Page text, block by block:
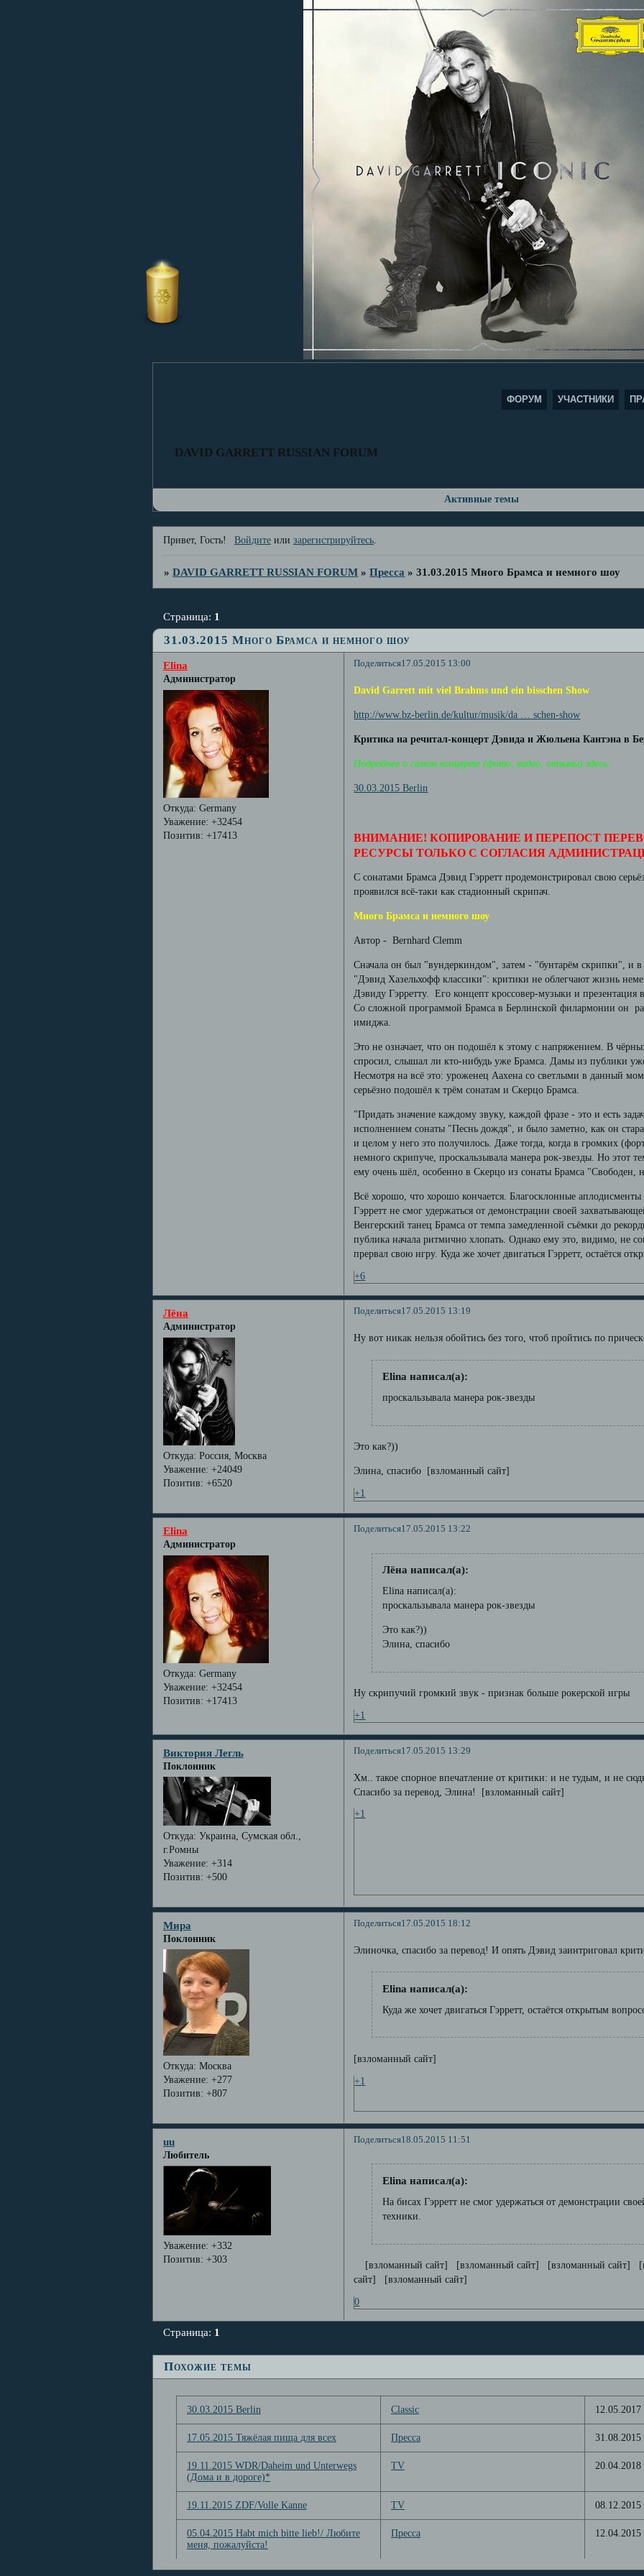
DAVID GARRETT RUSSIAN FORUM
ФОРУМ УЧАСТНИКИ
Активные темы
Привет, Гость! Войдитеили зарегистрируйтесь.
»DAVID GARRETT RUSSIAN FORUM »Пресса »31.03.2015 Много Брамса и немного шоу
31.03.2015 Много Брамса и немного шоу
Страница: 1
Поделиться17.05.2015 13:00
Elina
Администратор
Откуда: Germany
Уважение: +32454
Позитив: +17413
David Garrett mit viel Brahms und ein bisschen Show
http://www.bz-berlin.de/kultur/musik/da … schen-show
Критика на речитал-концерт Дэвида и Жюльена Кантэна в
Подробнее о самом концерте (фото, видео, отзывы) здесь:
30.03.2015 Berlin
ВНИМАНИЕ! КОПИРОВАНИЕ И ПЕРЕПОСТ
РЕСУРСЫ ТОЛЬКО С СОГЛАСИЯ
С сонатами Брамса Дэвид Гэрретт продемонстрировал свою
проявился всё-таки как стадионный скрипач.
Много Брамса и немного шоу
Автор - Bernhard Clemm
Сначала он был "вундеркиндом", затем - "бунтарём скрипки", и в
"Дэвид Хазельхофф классики": критики не облегчают жизнь
Дэвиду Гэрретту. Его концепт кроссовер-музыки и презентация
Со сложной программой Брамса в Берлинской филармонии он
имиджа.
Это не означает, что он подошёл к этому с напряжением. В
спросил, слышал ли кто-нибудь уже Брамса. Дамы из публики
Несмотря на всё это: уроженец Аахена со светлыми в данный
серьёзно подошёл к трём сонатам и Скерцо Брамса.
"Придать значение каждому звуку, каждой фразе - это и есть
исполнением сонаты "Песнь дождя", и было заметно, как он
и целом у него это получилось. Даже тогда, когда в громких
немного скрипуче, проскальзывала манера рок-звезды. Но этот
ему очень шёл, особенно в Скерцо из сонаты Брамса "Свободен,
Всё хорошо, что хорошо кончается. Благосклонные
Гэрретт не смог удержаться от демонстрации своей
Венгерский танец Брамса от темпа замедленной съёмки до
публика начала ритмично хлопать. Однако ему это, видимо, не
прервал свою игру. Куда же хочет двигаться Гэрретт, остаётся
+6
Поделиться17.05.2015 13:19
Лёна
Администратор
Откуда: Россия, Москва
Уважение: +24049
Позитив: +6520
Ну вот никак нельзя обойтись без того, чтоб пройтись по
Elina написал(а):
проскальзывала манера рок-звезды
Это как?))
Элина, спасибо [взломанный сайт]
+1
Поделиться17.05.2015 13:22
Elina
Администратор
Откуда: Germany
Уважение: +32454
Позитив: +17413
Лёна написал(а):
Elina написал(а):
проскальзывала манера рок-звезды
Это как?))
Элина, спасибо
Ну скрипучий громкий звук - признак больше рокерской игры
+1
Поделиться17.05.2015 13:29
Виктория Легль
Поклонник
Откуда: Украина, Сумская обл.,
г.Ромны
Уважение: +314
Позитив: +500
Хм.. такое спорное впечатление от критики: и не тудым, и не
Спасибо за перевод, Элина! [взломанный сайт]
+1
Поделиться17.05.2015 18:12
Мира
Поклонник
Откуда: Москва
Уважение: +277
Позитив: +807
Элиночка, спасибо за перевод! И опять Дэвид заинтриговал
Elina написал(а):
Куда же хочет двигаться Гэрретт, остаётся открытым
[взломанный сайт]
+1
Поделиться18.05.2015 11:51
uu
Любитель
Уважение: +332
Позитив: +303
Elina написал(а):
На бисах Гэрретт не смог удержаться от демонстрации
техники.
[взломанный сайт] [взломанный сайт] [взломанный сайт]
сайт] [взломанный сайт]
0
Страница: 1
Похожие темы
30.03.2015 Berlin Classic 12.05.2017
17.05.2015 Тяжёлая пища для всех Пресса 31.08.2015
19.11.2015 WDR/Daheim und Unterwegs
(Дома и в дороге)*
TV 20.04.2018
19.11.2015 ZDF/Volle Kanne TV 08.12.2015
05.04.2015 Habt mich bitte lieb!/ Любите
меня, пожалуйста!
Пресса 12.04.2015